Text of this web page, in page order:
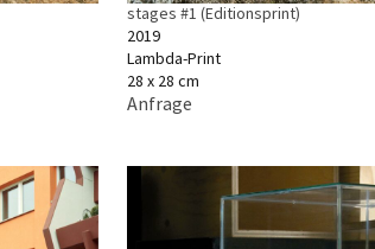
stages #1 (Editionsprint)
2019
Lambda-Print
28 x 28 cm
Anfrage